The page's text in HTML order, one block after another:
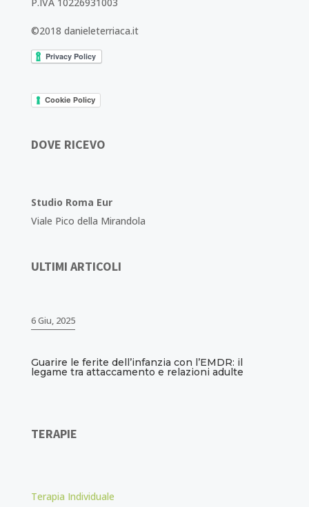
©2018 danieleterriaca.it
Cookie Policy
DOVE RICEVO
Studio Roma Eur
Viale Pico della Mirandola
ULTIMI ARTICOLI
6 Giu, 2025
Guarire le ferite dell’infanzia con l’EMDR: il
legame tra attaccamento e relazioni adulte
TERAPIE
Terapia Individuale